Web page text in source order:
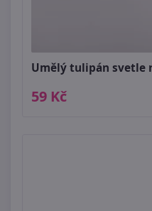
Umělý tulipán svetle
59 Kč